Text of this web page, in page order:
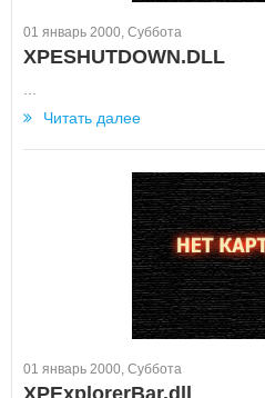
01 январь 2000, Суббота
XPESHUTDOWN.DLL
Читать далее
01 январь 2000, Суббота
XPExplorerBar.dll